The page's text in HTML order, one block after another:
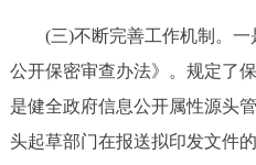
(三)不断完善工作机制。一
公开保密审查办法》。规定了
是健全政府信息公开属性源头
头起草部门在报送拟印发文件